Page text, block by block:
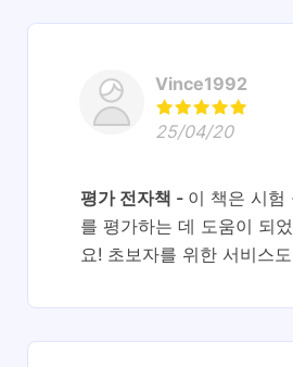
Vince1992
25/04/20
평가 전자책
이 책은 시험
를 평가하는 데 도움이 되
요! 초보자를 위한 서비스